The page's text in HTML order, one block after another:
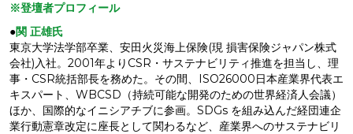
※登壇者プロフィール
●関 正雄氏
東京大学法学部卒業、安田火災海上保険(現 損害保険ジャパン株式
会社)入社。2001年よりCSR・サステナビリティ推進を担当し、理
事・CSR統括部長を務めた。その間、ISO26000日本産業界代表エ
キスパート、WBCSD（持続可能な開発のための世界経済人会議）
ほか、国際的なイニシアチブに参画。SDGs を組み込んだ経団連企
業行動憲章改定に座長として関わるなど、産業界へのサステナビリ